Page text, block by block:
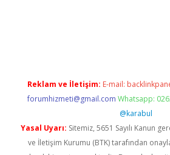
Reklam ve İletişim: E-mail:
forumhizmeti@gmail.com Whatsapp:
@karabul
Yasal Uyarı: Sitemiz, 5651 Sayılı Kanun
ve İletişim Kurumu (BTK) tarafından